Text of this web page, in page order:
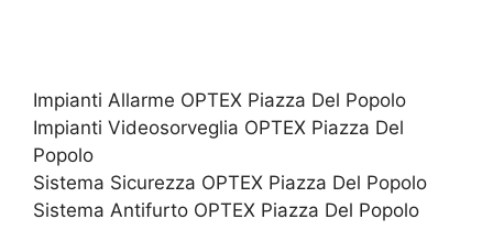
Impianti Allarme OPTEX Piazza Del Popolo
Impianti Videosorveglia OPTEX Piazza Del
Popolo
Sistema Sicurezza OPTEX Piazza Del Popolo
Sistema Antifurto OPTEX Piazza Del Popolo